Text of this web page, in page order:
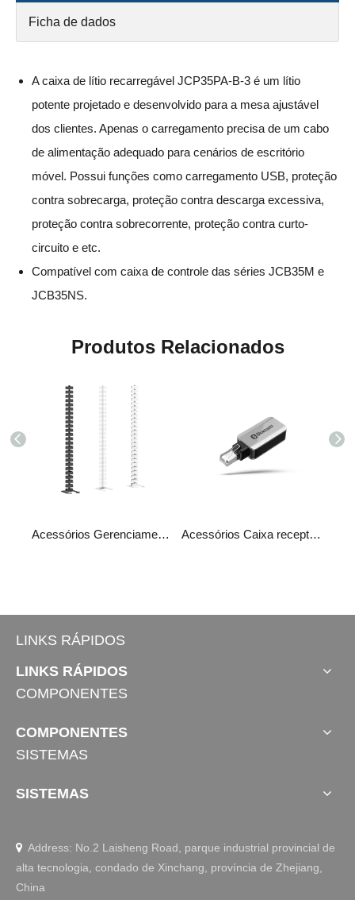
Ficha de dados
A caixa de lítio recarregável JCP35PA-B-3 é um lítio
potente projetado e desenvolvido para a mesa ajustável
dos clientes. Apenas o carregamento precisa de um cabo
de alimentação adequado para cenários de escritório
móvel. Possui funções como carregamento USB, proteção
contra sobrecarga, proteção contra descarga excessiva,
proteção contra sobrecorrente, proteção contra curto-
circuito e etc.
Compatível com caixa de controle das séries JCB35M e
JCB35NS.
Produtos Relacionados
Acessórios Gerenciamento de cabos J-TSXG01 Acessórios​​​​​​​ Caixa receptora Bluetooth JCP35N-BLT
LINKS RÁPIDOS
LINKS RÁPIDOS
COMPONENTES
COMPONENTES
SISTEMAS
SISTEMAS
 Address: No.2 Laisheng Road, parque industrial provincial de
alta tecnologia, condado de Xinchang, província de Zhejiang,
China